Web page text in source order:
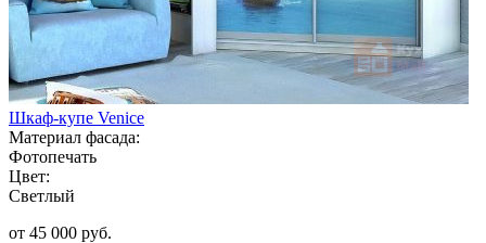
Шкаф-купе Venice
Материал фасада:
Фотопечать
Цвет:
Светлый
от 45 000 руб.